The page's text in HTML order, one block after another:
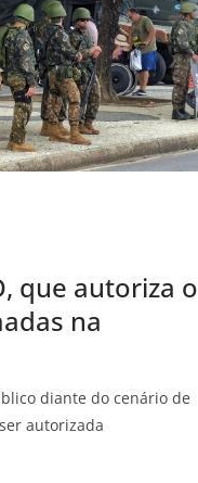
que autoriza o
na
diante do cenário de
autorizada